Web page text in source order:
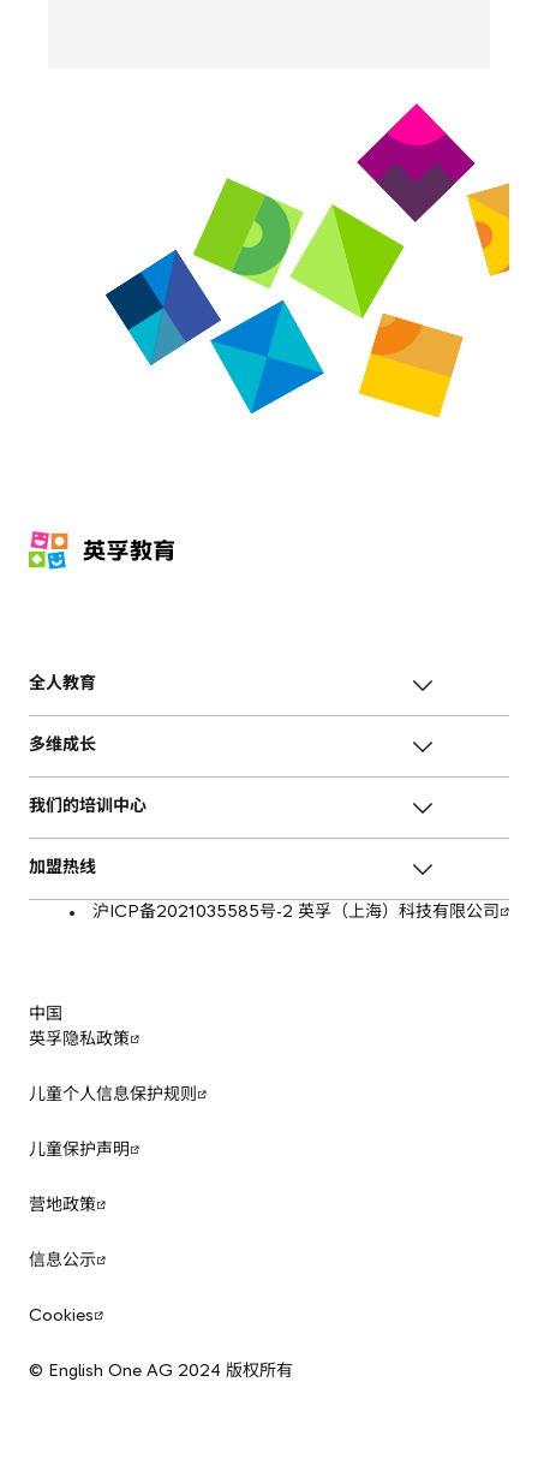
全人教育
多维成长
我们的培训中心
加盟热线
沪ICP备2021035585号-2 英孚（上海）科技有限公司
中国
英孚隐私政策
儿童个人信息保护规则
儿童保护声明
营地政策
信息公示
Cookies
© English One AG 2024 版权所有